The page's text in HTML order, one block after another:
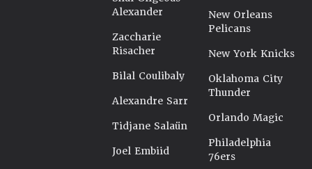
Alexander
Zaccharie
Risacher
Bilal Coulibaly
Alexandre Sarr
Tidjane Salaün
Joel Embiid
New Orleans
Pelicans
New York Knicks
Oklahoma City
Thunder
Orlando Magic
Philadelphia
76ers